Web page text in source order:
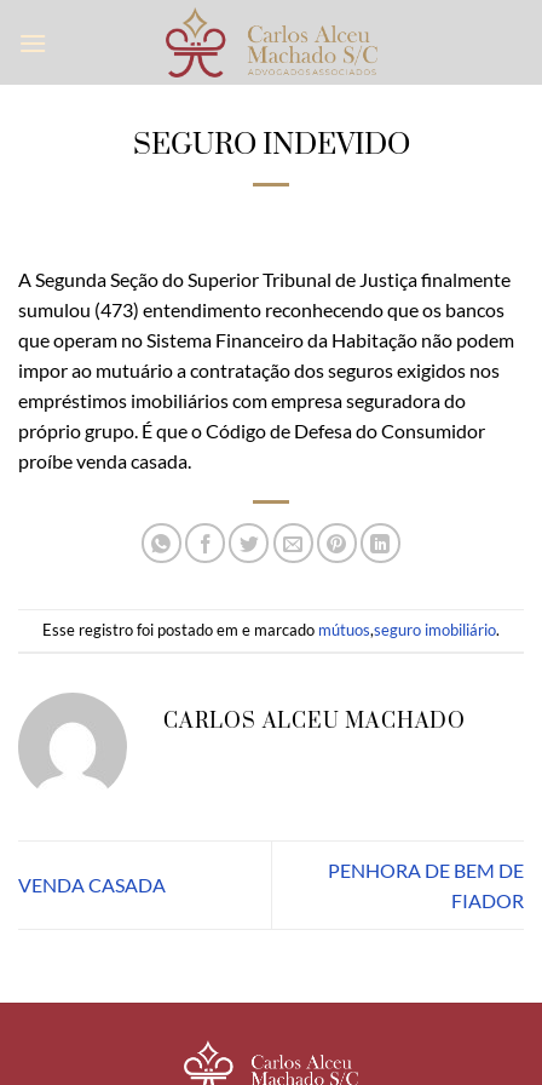
SEGURO INDEVIDO
A Segunda Seção do Superior Tribunal de Justiça finalmente
sumulou (473) entendimento reconhecendo que os bancos
que operam no Sistema Financeiro da Habitação não podem
impor ao mutuário a contratação dos seguros exigidos nos
empréstimos imobiliários com empresa seguradora do
próprio grupo. É que o Código de Defesa do Consumidor
proíbe venda casada.
Esse registro foi postado em e marcado mútuos,seguro imobiliário.
CARLOS ALCEU MACHADO
VENDA CASADA
PENHORA DE BEM DE
FIADOR